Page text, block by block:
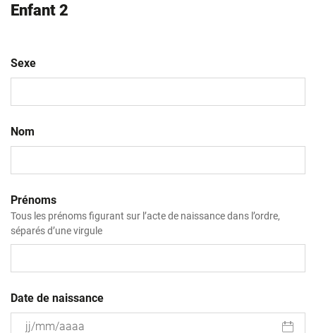
Enfant 2
Sexe
Nom
Prénoms
Tous les prénoms figurant sur l’acte de naissance dans l’ordre,
séparés d’une virgule
Date de naissance